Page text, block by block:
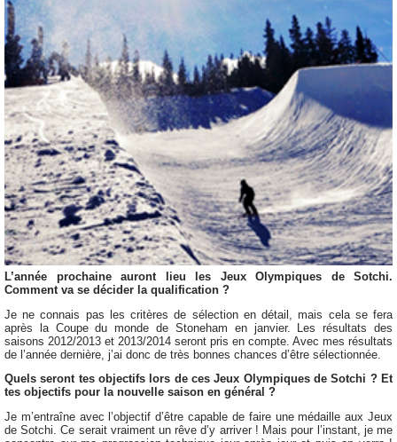
L’année prochaine auront lieu les Jeux Olympiques de Sotchi.
Comment va se décider la qualification ?
Je ne connais pas les critères de sélection en détail, mais cela se fera
après la Coupe du monde de Stoneham en janvier. Les résultats des
saisons 2012/2013 et 2013/2014 seront pris en compte. Avec mes résultats
de l’année dernière, j’ai donc de très bonnes chances d’être sélectionnée.
Quels seront tes objectifs lors de ces Jeux Olympiques de Sotchi ? Et
tes objectifs pour la nouvelle saison en général ?
Je m’entraîne avec l’objectif d’être capable de faire une médaille aux Jeux
de Sotchi. Ce serait vraiment un rêve d’y arriver ! Mais pour l’instant, je me